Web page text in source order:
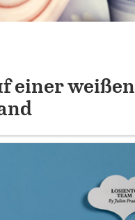
einer weißen